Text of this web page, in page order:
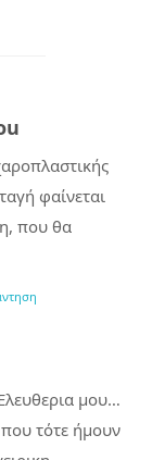
φαίνεται
που θα
μου…
τότε ήμουν